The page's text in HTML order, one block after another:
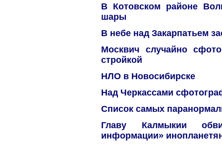
В Котовском районе
шары
В небе над Закарпатьем
Москвич случайно
стройкой
НЛО в Новосибирске
Над Черкассами
Список самых
Главу Калмыкии
информации»